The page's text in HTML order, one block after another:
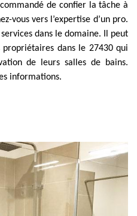
de confier la tâche à
vous vers l’expertise d’un pro.
dans le domaine. Il peut
dans le 27430 qui
de leurs salles de bains.
informations.